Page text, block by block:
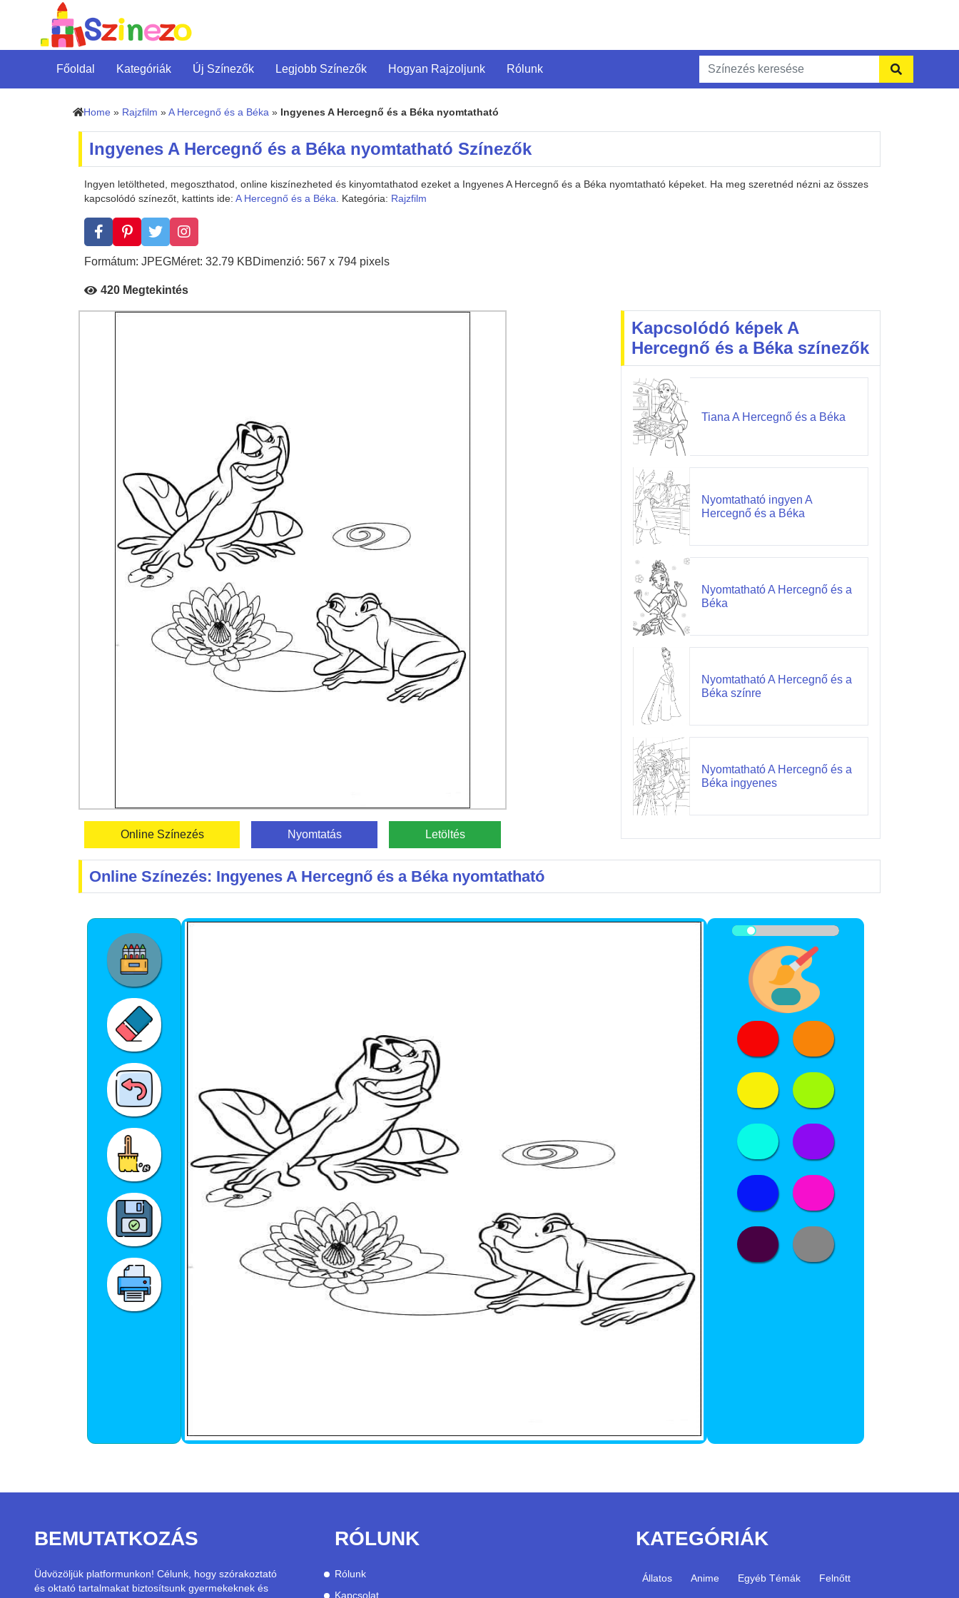
Főoldal Kategóriák Új Színezők Legjobb Színezők Hogyan Rajzoljunk Rólunk
Home » Rajzfilm » A Hercegnő és a Béka » Ingyenes A Hercegnő és a Béka nyomtatható
Ingyenes A Hercegnő és a Béka nyomtatható Színezők
Ingyen letöltheted, megoszthatod, online kiszínezheted és kinyomtathatod ezeket a Ingyenes A Hercegnő és a Béka nyomtatható képeket. Ha meg szeretnéd nézni az összes
kapcsolódó színezőt, kattints ide: A Hercegnő és a Béka. Kategória: Rajzfilm
Formátum: JPEGMéret: 32.79 KBDimenzió: 567 x 794 pixels
420 Megtekintés
Online Színezés Nyomtatás Letöltés
Kapcsolódó képek A
Hercegnő és a Béka színezők
Tiana A Hercegnő és a Béka
Nyomtatható ingyen A
Hercegnő és a Béka
Nyomtatható A Hercegnő és a
Béka
Nyomtatható A Hercegnő és a
Béka színre
Nyomtatható A Hercegnő és a
Béka ingyenes
Online Színezés: Ingyenes A Hercegnő és a Béka nyomtatható
BEMUTATKOZÁS
Üdvözöljük platformunkon! Célunk, hogy szórakoztató
és oktató tartalmakat biztosítsunk gyermekeknek és
RÓLUNK
Rólunk
Kapcsolat
KATEGÓRIÁK
Állatos Anime Egyéb Témák Felnőtt